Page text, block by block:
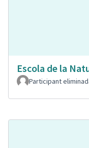
Escola de la
Participant